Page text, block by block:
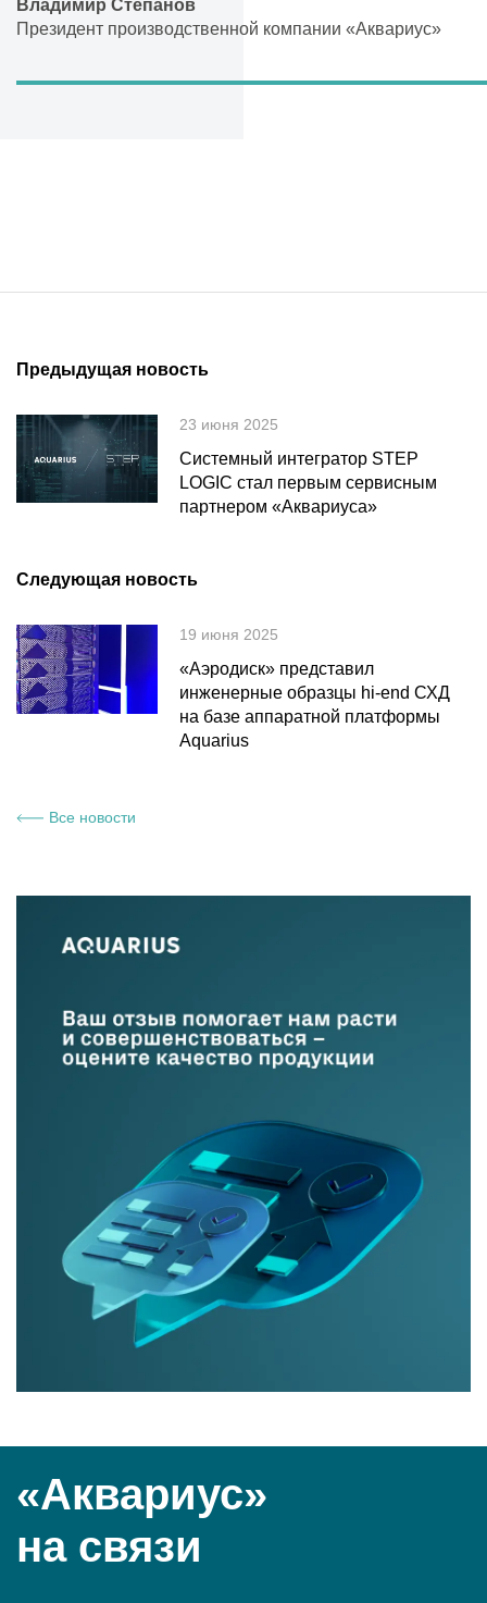
Владимир Степанов
Президент производственной компании «Аквариус»
Предыдущая новость
23 июня 2025
Системный интегратор STEP
LOGIC стал первым сервисным
партнером «Аквариуса»
Следующая новость
19 июня 2025
«Аэродиск» представил
инженерные образцы hi-end СХД
на базе аппаратной платформы
Aquarius
Все новости
«Аквариус»
на связи